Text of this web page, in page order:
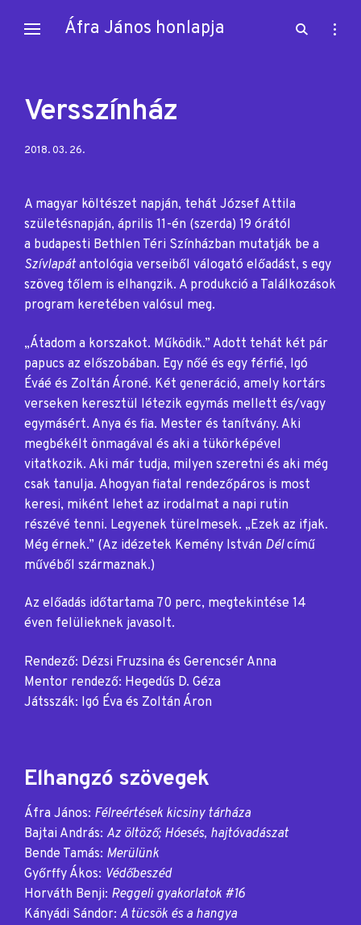
Áfra János honlapja
open
open
Versszínház
Posted
2018. 03. 26.
A magyar költészet napján, tehát József Attila
születésnapján, április 11-én (szerda) 19 órától
a budapesti Bethlen Téri Színházban mutatják be a
Szívlapátantológia verseiből válogató előadást, s egy
szöveg tőlem is elhangzik. A produkció a Találkozások
program keretében valósul meg.
„Átadom a korszakot. Működik.” Adott tehát két pár
papucs az előszobában. Egy nőé és egy férfié, Igó
Éváé és Zoltán Ároné. Két generáció, amely kortárs
verseken keresztül létezik egymás mellett és/vagy
egymásért. Anya és fia. Mester és tanítvány. Aki
megbékélt önmagával és aki a tükörképével
vitatkozik. Aki már tudja, milyen szeretni és aki még
csak tanulja. Ahogyan fiatal rendezőpáros is most
keresi, miként lehet az irodalmat a napi rutin
részévé tenni. Legyenek türelmesek. „Ezek az ifjak.
Még érnek.” (Az idézetek Kemény István Délcímű
művéből származnak.)
Az előadás időtartama 70 perc, megtekintése 14
éven felülieknek javasolt.
Rendező: Dézsi Fruzsina és Gerencsér Anna
Mentor rendező: Hegedűs D. Géza
Játsszák: Igó Éva és Zoltán Áron
Elhangzó szövegek
Áfra János: Félreértések kicsiny tárháza
Bajtai András: Az öltöző; Hóesés, hajtóvadászat
Bende Tamás: Merülünk
Győrffy Ákos: Védőbeszéd
Horváth Benji: Reggeli gyakorlatok #16
Kányádi Sándor: A tücsök és a hangya